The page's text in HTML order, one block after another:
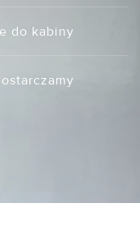
do kabiny